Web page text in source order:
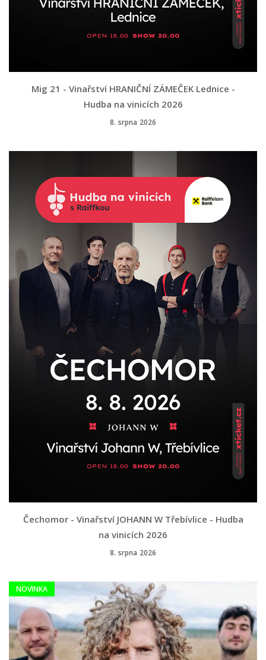
Mig 21 - Vinařství HRANIČNÍ ZÁMEČEK Lednice -
Hudba na vinicích 2026
8. srpna 2026
Čechomor - Vinařství JOHANN W Třebívlice - Hudba
na vinicích 2026
8. srpna 2026
NOVINKA